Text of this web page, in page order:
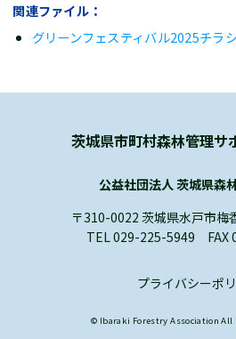
関連ファイル：
グリーンフェスティバル2025チラ
茨城県市町村森林管理サ
公益社団法人 茨城県森
〒310-0022 茨城県水戸市梅
TEL 029-225-5949 FAX
プライバシーポ
© Ibaraki Forestry Association All